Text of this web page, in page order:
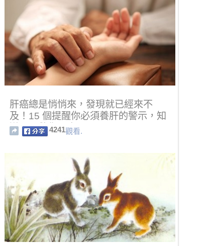
肝癌總是悄悄來，發現就已經來不
及！15 個提醒你必須養肝的警示，知
道可以救你一命！
4241觀看.